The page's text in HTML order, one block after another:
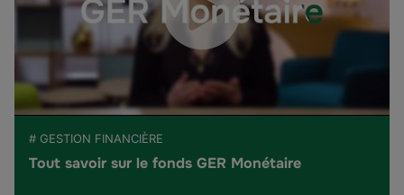
# GESTION FINANCIÈRE
Tout savoir sur le fonds GER Monétaire